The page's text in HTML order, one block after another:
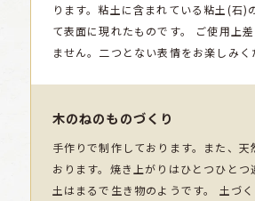
ります。粘土に含まれている粘土(石)
て表面に現れたものです。
ご使用上
ません。二つとない表情をお楽しみく
木のねのものづくり
手作りで制作しております。また、天
おります。焼き上がりはひとつひとつ
土はまるで生き物のようです。 土づく